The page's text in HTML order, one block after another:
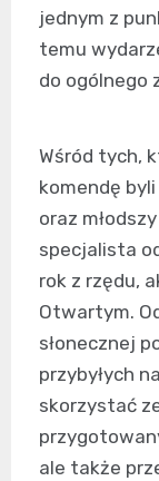
jednym z
temu
do ogólnego
Wśród tych,
komendę
oraz
specjalista
rok z rzędu,
Otwartym.
słonecznej
przybyłych
skorzystać
ale także